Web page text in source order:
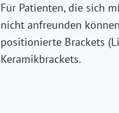
Für Patienten, die sich
nicht anfreunden
positionierte Brackets
Keramikbrackets.